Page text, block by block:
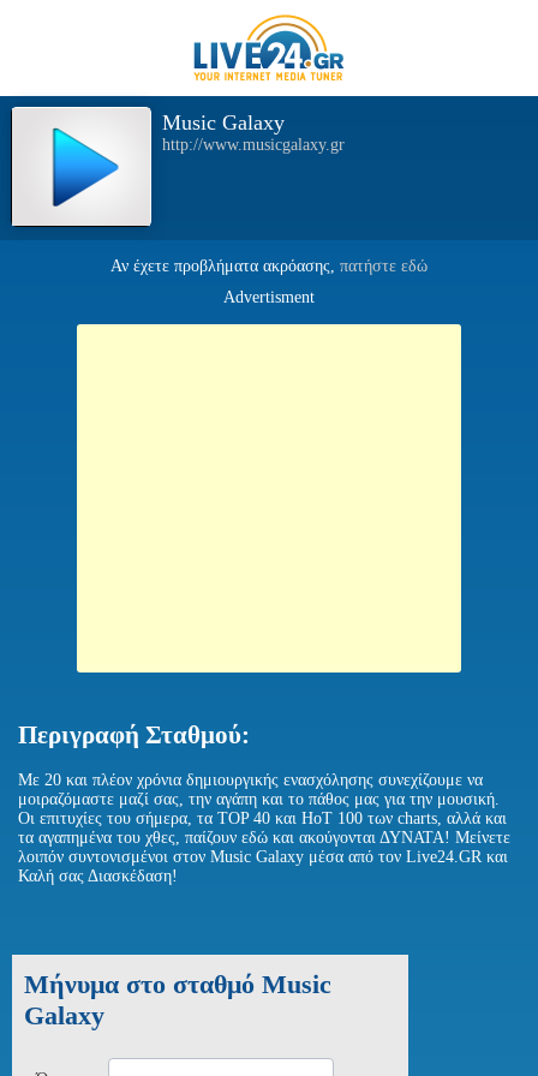
Music Galaxy
http://www.musicgalaxy.gr
Αν έχετε προβλήματα ακρόασης, πατήστε εδώ
Advertisment
Περιγραφή Σταθμού:
Με 20 και πλέον χρόνια δημιουργικής ενασχόλησης συνεχίζουμε να
μοιραζόμαστε μαζί σας, την αγάπη και το πάθος μας για την μουσική.
Οι επιτυχίες του σήμερα, τα TOP 40 και ΗοΤ 100 των charts, αλλά και
τα αγαπημένα του χθες, παίζουν εδώ και ακούγονται ΔΥΝΑΤΑ! Μείνετε
λοιπόν συντονισμένοι στον Music Galaxy μέσα από τον Live24.GR και
Καλή σας Διασκέδαση!
Μήνυμα στο σταθμό Music
Galaxy